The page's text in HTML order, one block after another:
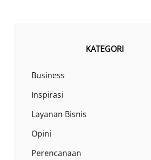
KATEGORI
Business
Inspirasi
Layanan Bisnis
Opini
Perencanaan